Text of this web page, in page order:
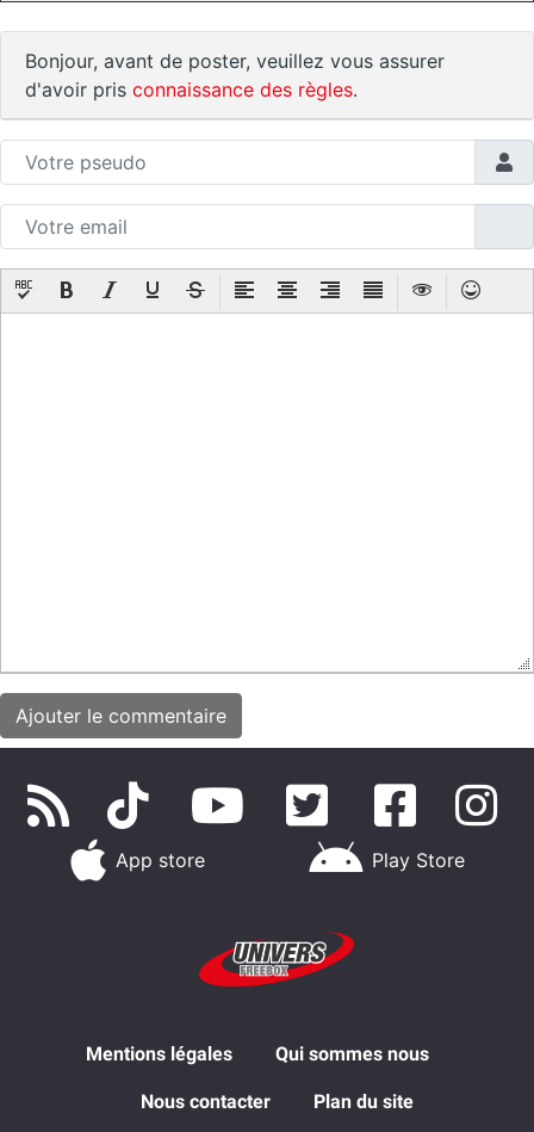
Bonjour, avant de poster, veuillez vous assurer
d'avoir pris connaissance des règles.
App store Play Store
Mentions légales Qui sommes nous
Nous contacter Plan du site